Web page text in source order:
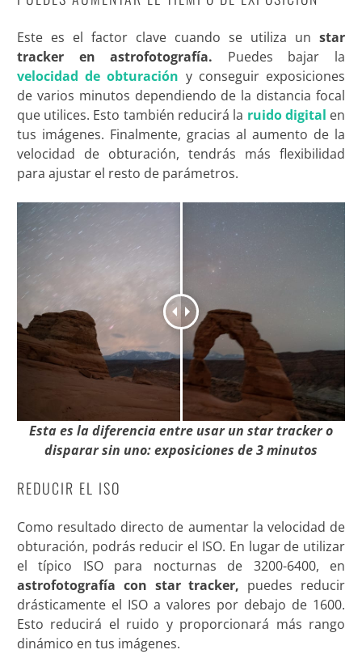
Este es el factor clave cuando se utiliza unstar
tracker en astrofotografía. Puedes bajar la
velocidad de obturación y conseguir exposiciones
de varios minutos dependiendo de la distancia focal
que utilices. Esto también reducirá la ruido digital en
tus imágenes. Finalmente, gracias al aumento de la
velocidad de obturación, tendrás más flexibilidad
para ajustar el resto de parámetros.
Esta es la diferencia entre usar un star tracker o
disparar sin uno: exposiciones de 3 minutos
REDUCIR EL ISO
Como resultado directo de aumentar la velocidad de
obturación, podrás reducir el ISO. En lugar de utilizar
el típico ISO para nocturnas de 3200-6400, en
astrofotografía con star tracker, puedes reducir
drásticamente el ISO a valores por debajo de 1600.
Esto reducirá el ruido y proporcionará más rango
dinámico en tus imágenes.